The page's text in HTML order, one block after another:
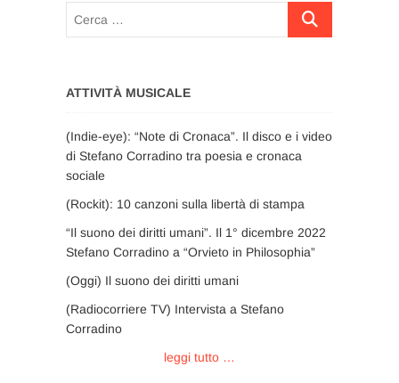
Cerca
ATTIVITÀ MUSICALE
(Indie-eye): “Note di Cronaca”. Il disco e i video
di Stefano Corradino tra poesia e cronaca
sociale
(Rockit): 10 canzoni sulla libertà di stampa
“Il suono dei diritti umani”. Il 1° dicembre 2022
Stefano Corradino a “Orvieto in Philosophia”
(Oggi) Il suono dei diritti umani
(Radiocorriere TV) Intervista a Stefano
Corradino
leggi tutto …